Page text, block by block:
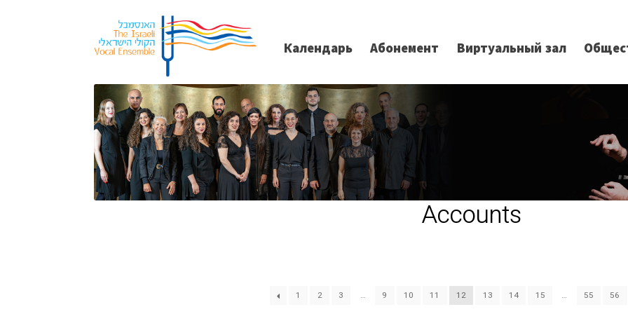
Календарь Абонемент Виртуальный зал
Accounts
1 2 3 … 9 10 11 12 13 14 15 … 55 56